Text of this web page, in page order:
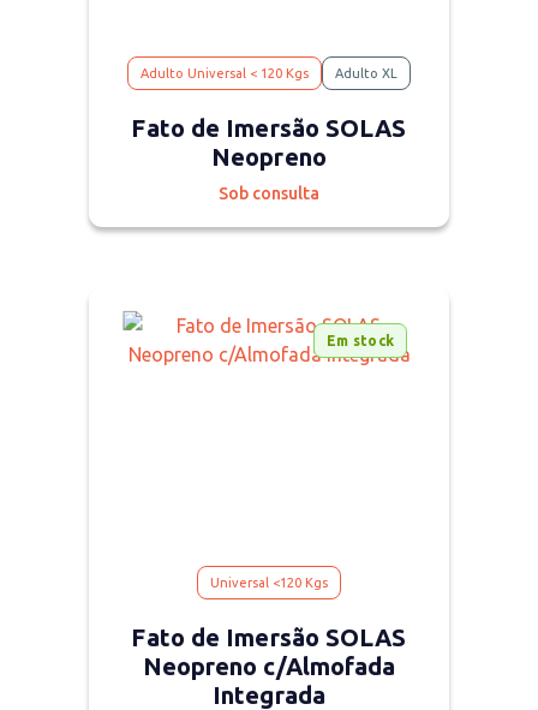
Adulto Universal < 120 Kgs Adulto XL
Fato de Imersão SOLAS
Neopreno
Sob consulta
Em stock
Universal <120 Kgs
Fato de Imersão SOLAS
Neopreno c/Almofada
Integrada